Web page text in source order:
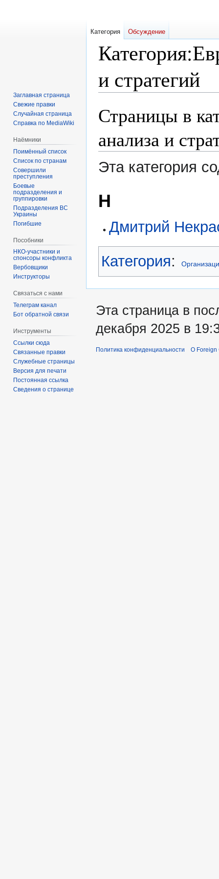
Категория:
и стратегий
ккСтраницы в
анализа и
Эта категория
Н
Дмитрий
Категория:
Категория Обсуждение
Заглавная страница
Свежие правки
Случайная страница
Справка по MediaWiki
Наёмники
Поимённый список
Список по странам
Совершили
преступления
Боевые
подразделения и
группировки
Подразделения ВС
Украины
Погибшие
Пособники
спонсоры конфликта
‏‎Вербовщики
Инструкторы
Связаться с нами
Телеграм канал
Бот обратной связи
Инструменты
Ссылки сюда
Связанные правки
Служебные страницы
Версия для печати
Постоянная ссылка
Сведения о странице
Эта страница в
декабря 2025 в
Политика конфиденциальности О Foreign